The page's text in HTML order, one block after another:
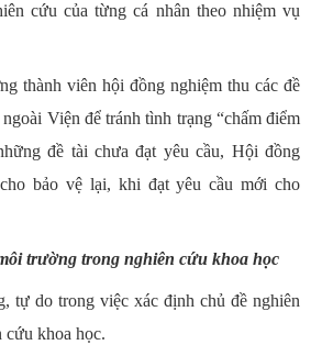
cứu của từng cá nhân theo nhiệm vụ
thành viên hội đồng nghiệm thu các đề
Viện để tránh tình trạng “chấm điểm
đề tài chưa đạt yêu cầu, Hội đồng
bảo vệ lại, khi đạt yêu cầu mới cho
trường trong nghiên cứu khoa học
tự do trong việc xác định chủ đề nghiên
cứu khoa học.